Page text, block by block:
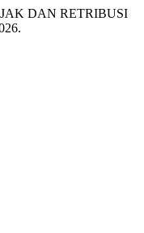
DAN RETRIBUSI